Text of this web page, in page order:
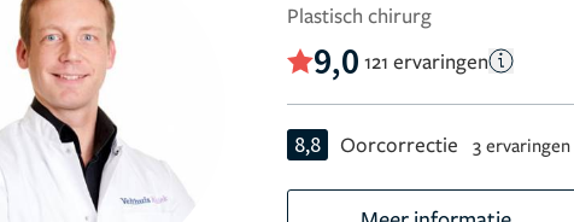
Plastisch chirurg
9,0 121 ervaringen
8,8 Oorcorrectie 3 ervaringen